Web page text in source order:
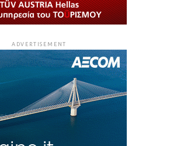
ADVERTISEMENT